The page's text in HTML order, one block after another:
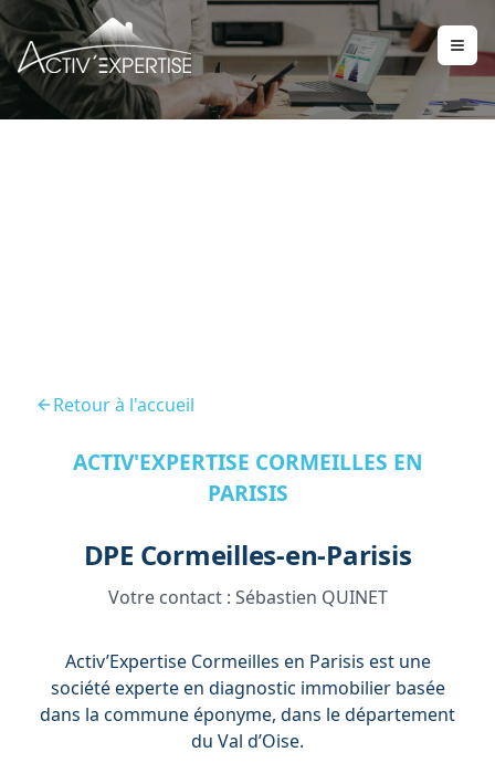
Retour à l'accueil
ACTIV'EXPERTISE CORMEILLES EN
PARISIS
DPE Cormeilles-en-Parisis
Votre contact : Sébastien QUINET
Activ’Expertise Cormeilles en Parisis est une
société experte en diagnostic immobilier basée
dans la commune éponyme, dans le département
du Val d’Oise.